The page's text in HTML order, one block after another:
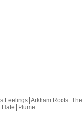
Feelings Arkham Roots The
Hate Plume